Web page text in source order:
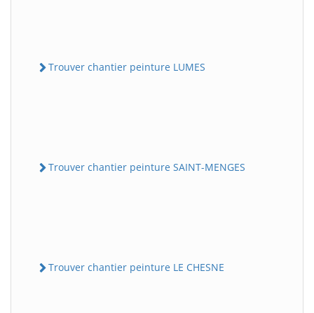
Trouver chantier peinture LUMES
Trouver chantier peinture SAINT-MENGES
Trouver chantier peinture LE CHESNE